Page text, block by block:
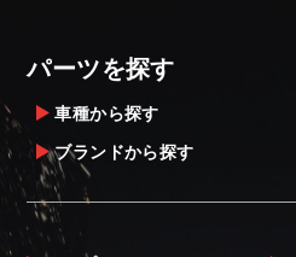
パーツを探す
車種から探す
ブランドから探す